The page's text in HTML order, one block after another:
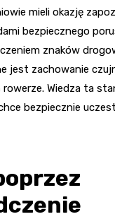
mieli okazję
bezpiecznego
znaków
jest zachowanie
Wiedza ta
bezpiecznie